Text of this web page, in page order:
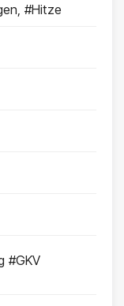
#Hitze
#GKV